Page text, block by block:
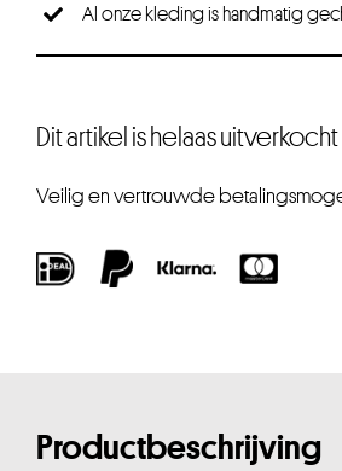
Al onze kleding is handmatig
Dit artikel is helaas uitverkocht
Veilig en vertrouwde
Productbeschrijving